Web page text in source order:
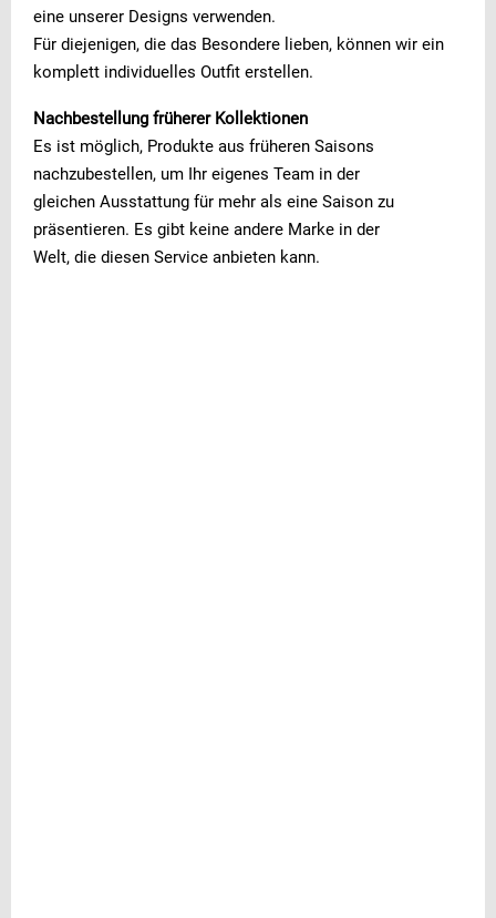
eine unserer Designs verwenden.
Für diejenigen, die das Besondere lieben, können wir ein
komplett individuelles Outfit erstellen.
Nachbestellung früherer Kollektionen
Es ist möglich, Produkte aus früheren Saisons
nachzubestellen, um Ihr eigenes Team in der
gleichen Ausstattung für mehr als eine Saison zu
präsentieren. Es gibt keine andere Marke in der
Welt, die diesen Service anbieten kann.